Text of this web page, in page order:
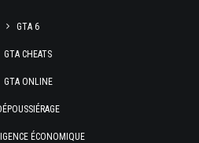
GTA 6
GTA CHEATS
GTA ONLINE
ÉCONOMIQUE